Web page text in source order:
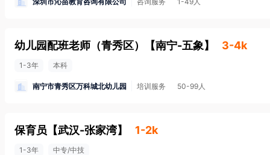
幼儿园配班老师（青秀区） 【南宁-五象】 3-4k
1-3年 本科
南宁市青秀区万科城北幼儿园 培训服务 50-99人
保育员 【武汉-张家湾】 1-2k
1-3年 中专/中技